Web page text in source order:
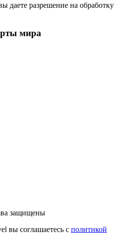
даете разрешение на обработку
мира
защищены
вы соглашаетесь с политикой